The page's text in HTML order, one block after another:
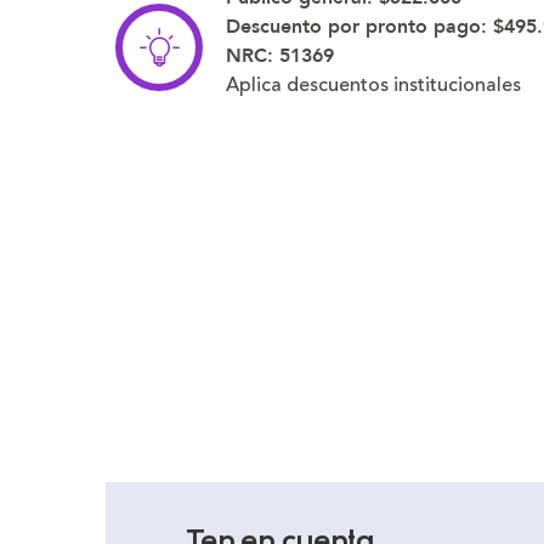
Descuento por pronto pago:
NRC: 51369
Aplica descuentos institucionales